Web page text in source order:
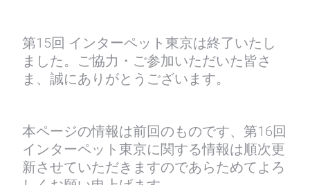
第15回 インターペット東京は終了いたし
ました。ご協力・ご参加いただいた皆さ
ま、誠にありがとうございます。
本ページの情報は前回のものです、第16回
インターペット東京に関する情報は順次更
新させていただきますのであらためてよろ